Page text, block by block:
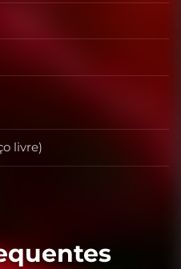
livre)